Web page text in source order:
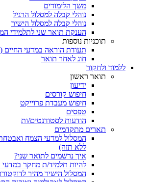
משך הלימודים
נוהלי קבלה למסלול הרגיל
נוהלי קבלה למסלול הישיר
הענקת תואר שני לתלמידי
תוכניות נוספות
תעודת הוראה במדעי החיים
חוג לאחר תואר
ללמוד ולחקור
תואר ראשון
ידיעון
חיפוש קורסים
חיפוש מעבדת פרוייקט
טפסים
הודעות לסטודנטים/ות
תארים מתקדמים
המסלול למדעי הצמח ואבטחת
ללא תזה)
איך נרשמים לתואר שני?
להיות תלמיד/ת מחקר במדעי
המסלול הישיר מהיר